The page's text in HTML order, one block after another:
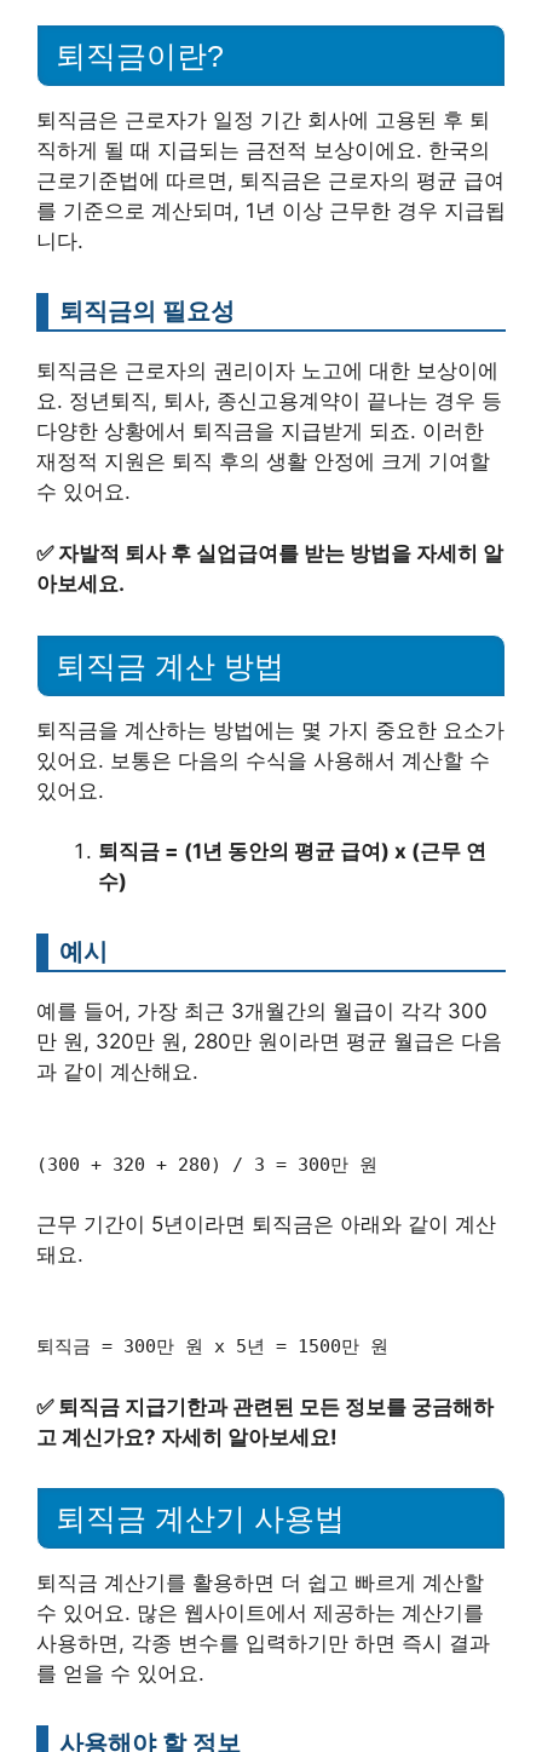
퇴직금이란?
퇴직금은 근로자가 일정 기간 회사에 고용된 후 퇴
직하게 될 때 지급되는 금전적 보상이에요. 한국의
근로기준법에 따르면, 퇴직금은 근로자의 평균 급여
를 기준으로 계산되며, 1년 이상 근무한 경우 지급됩
니다.
퇴직금의 필요성
퇴직금은 근로자의 권리이자 노고에 대한 보상이에
요. 정년퇴직, 퇴사, 종신고용계약이 끝나는 경우 등
다양한 상황에서 퇴직금을 지급받게 되죠. 이러한
재정적 지원은 퇴직 후의 생활 안정에 크게 기여할
수 있어요.
✅ 자발적 퇴사 후 실업급여를 받는 방법을 자세히 알
아보세요.
퇴직금 계산 방법
퇴직금을 계산하는 방법에는 몇 가지 중요한 요소가
있어요. 보통은 다음의 수식을 사용해서 계산할 수
있어요.
퇴직금 = (1년 동안의 평균 급여) x (근무 연
수)
예시
예를 들어, 가장 최근 3개월간의 월급이 각각 300
만 원, 320만 원, 280만 원이라면 평균 월급은 다음
과 같이 계산해요.
(300 + 320 + 280) / 3 = 300만 원
근무 기간이 5년이라면 퇴직금은 아래와 같이 계산
돼요.
퇴직금 = 300만 원 x 5년 = 1500만 원
✅ 퇴직금 지급기한과 관련된 모든 정보를 궁금해하
고 계신가요? 자세히 알아보세요!
퇴직금 계산기 사용법
퇴직금 계산기를 활용하면 더 쉽고 빠르게 계산할
수 있어요. 많은 웹사이트에서 제공하는 계산기를
사용하면, 각종 변수를 입력하기만 하면 즉시 결과
를 얻을 수 있어요.
사용해야 할 정보